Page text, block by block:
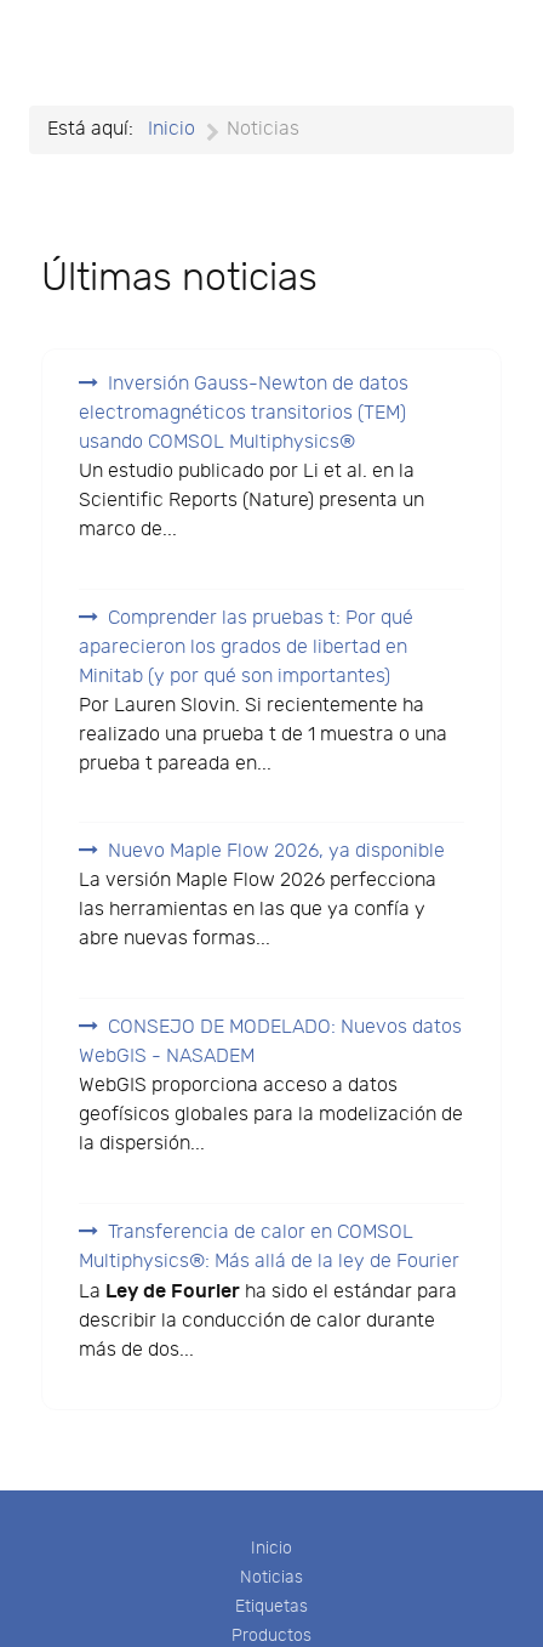
Está aquí: Inicio Noticias
Últimas noticias
Inversión Gauss-Newton de datos
electromagnéticos transitorios (TEM)
usando COMSOL Multiphysics®
Un estudio publicado por Li et al. en la
Scientific Reports (Nature) presenta un
marco de...
Comprender las pruebas t: Por qué
aparecieron los grados de libertad en
Minitab (y por qué son importantes)
Por Lauren Slovin. Si recientemente ha
realizado una prueba t de 1 muestra o una
prueba t pareada en...
Nuevo Maple Flow 2026, ya disponible
La versión Maple Flow 2026 perfecciona
las herramientas en las que ya confía y
abre nuevas formas...
CONSEJO DE MODELADO: Nuevos datos
WebGIS - NASADEM
WebGIS proporciona acceso a datos
geofísicos globales para la modelización de
la dispersión...
Transferencia de calor en COMSOL
Multiphysics®: Más allá de la ley de Fourier
La Ley de Fourier ha sido el estándar para
describir la conducción de calor durante
más de dos...
Inicio
Noticias
Etiquetas
Productos